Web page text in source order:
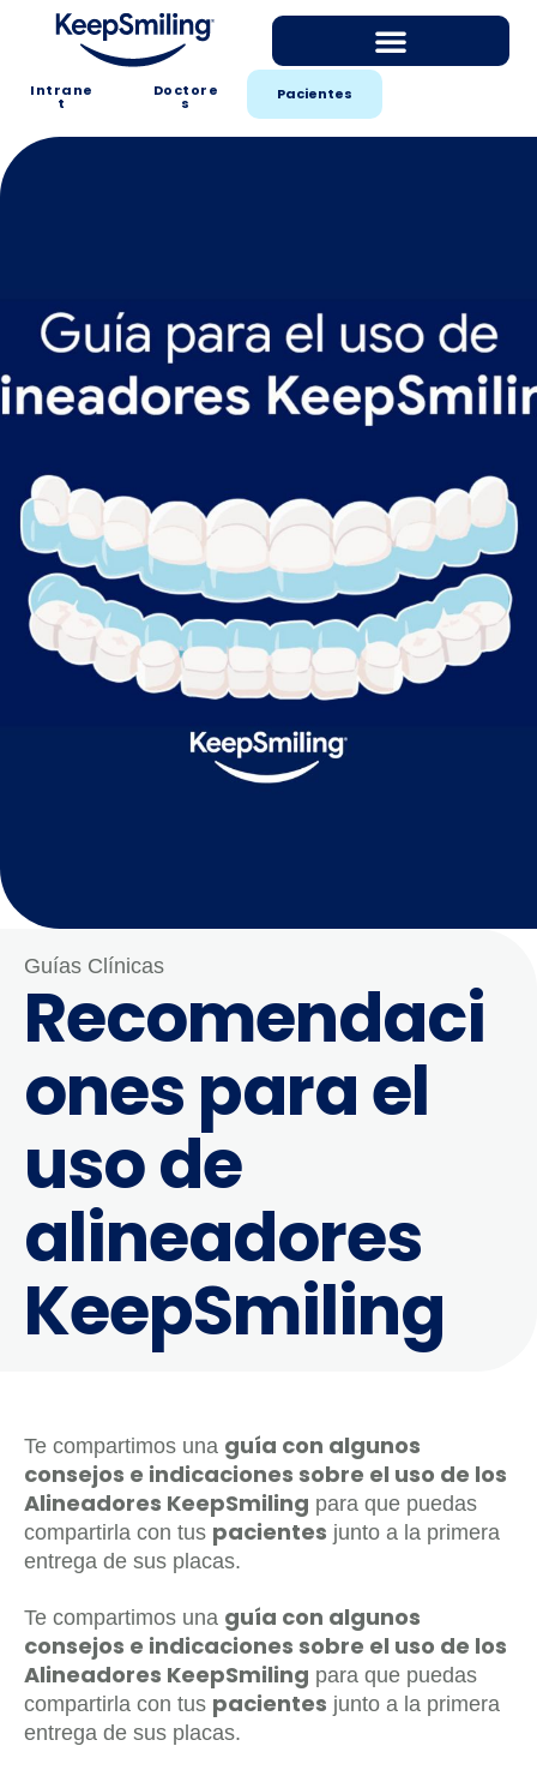
Intrane
t
Doctore
s Pacientes
Guías Clínicas
Recomendaci
ones para el
uso de
alineadores
KeepSmiling
Te compartimos una guía con algunos
consejos e indicaciones sobre el uso de los
Alineadores KeepSmiling para que puedas
compartirla con tus pacientes junto a la primera
entrega de sus placas.
Te compartimos una guía con algunos
consejos e indicaciones sobre el uso de los
Alineadores KeepSmiling para que puedas
compartirla con tus pacientes junto a la primera
entrega de sus placas.